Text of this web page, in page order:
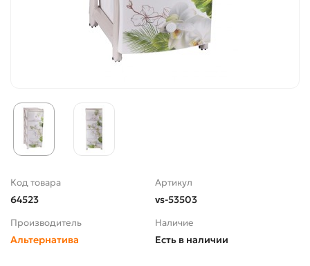
Код товара
64523
Артикул
vs-53503
Производитель
Альтернатива
Наличие
Есть в наличии